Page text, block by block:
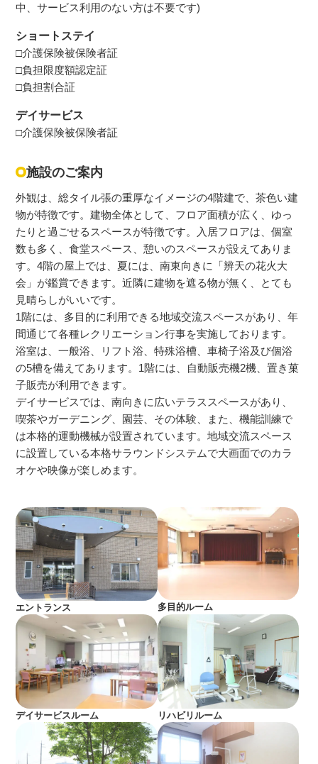
中、サービス利用のない方は不要です)
ショートステイ
□介護保険被保険者証
□負担限度額認定証
□負担割合証
デイサービス
□介護保険被保険者証
施設のご案内
外観は、総タイル張の重厚なイメージの4階建で、茶色い建
物が特徴です。建物全体として、フロア面積が広く、ゆっ
たりと過ごせるスペースが特徴です。入居フロアは、個室
数も多く、食堂スペース、憩いのスペースが設えてありま
す。4階の屋上では、夏には、南東向きに「辨天の花火大
会」が鑑賞できます。近隣に建物を遮る物が無く、とても
見晴らしがいいです。
1階には、多目的に利用できる地域交流スペースがあり、年
間通じて各種レクリエーション行事を実施しております。
浴室は、一般浴、リフト浴、特殊浴槽、車椅子浴及び個浴
の5槽を備えてあります。1階には、自動販売機2機、置き菓
子販売が利用できます。
デイサービスでは、南向きに広いテラススペースがあり、
喫茶やガーデニング、園芸、その体験、また、機能訓練で
は本格的運動機械が設置されています。地域交流スペース
に設置している本格サラウンドシステムで大画面でのカラ
オケや映像が楽しめます。
エントランス 多目的ルーム
デイサービスルーム リハビリルーム